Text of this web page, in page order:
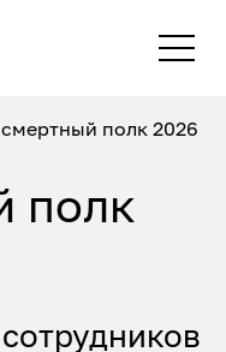
полк 2026
полк